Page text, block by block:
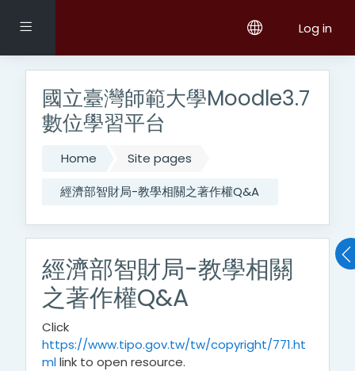
Side panel Log in
國立臺灣師範大學Moodle3.7
數位學習平台
Home
Site pages
經濟部智財局-教學相關之著作權Q&A
經濟部智財局-教學相關
之著作權Q&A
Click
https://www.tipo.gov.tw/tw/copyright/771.ht
mllink to open resource.